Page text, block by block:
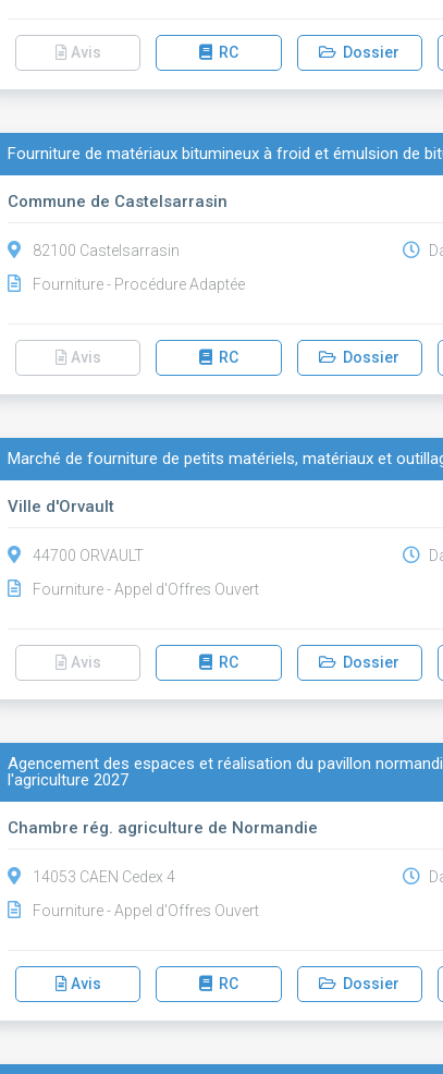
Avis RC Dossier
Fourniture de matériaux bitumineux à froid et émulsion de
Commune de Castelsarrasin
82100 Castelsarrasin
Fourniture - Procédure Adaptée
Avis RC Dossier
Marché de fourniture de petits matériels, matériaux et
Ville d'Orvault
44700 ORVAULT
Fourniture - Appel d'Offres Ouvert
Avis RC Dossier
Agencement des espaces et réalisation du pavillon
l'agriculture 2027
Chambre rég. agriculture de Normandie
14053 CAEN Cedex 4
Fourniture - Appel d'Offres Ouvert
Avis RC Dossier